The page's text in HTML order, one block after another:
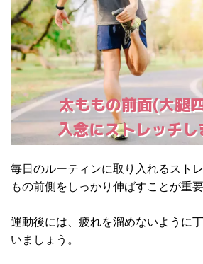
太ももの前面(大腿
入念にストレッチ
毎日のルーティンに取り入れるスト
もの前側をしっかり伸ばすことが重要
運動後には、疲れを溜めないように
いましょう。